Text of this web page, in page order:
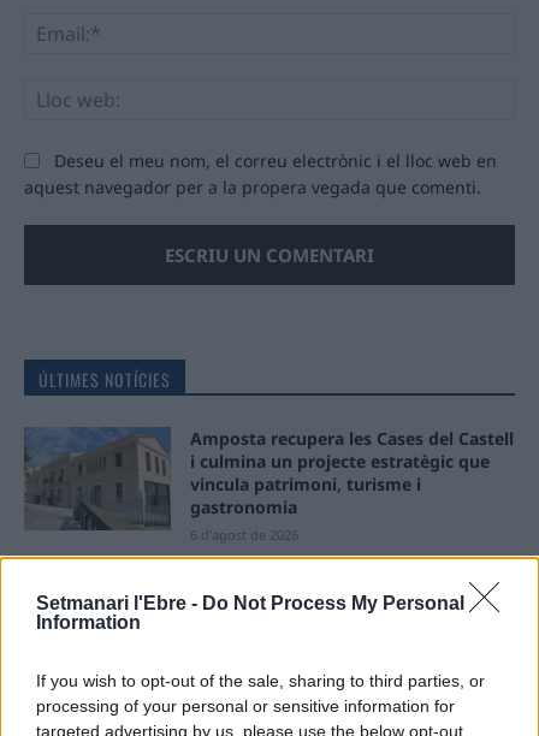
Setmanari l'Ebre - Do Not Process My Personal
Information
If you wish to opt-out of the sale, sharing to third parties, or
processing of your personal or sensitive information for
targeted advertising by us, please use the below opt-out
Deseu el meu nom, el correu electrònic i el lloc web en
aquest navegador per a la propera vegada que comenti.
ÚLTIMES NOTÍCIES
Amposta recupera les Cases del Castell
i culmina un projecte estratègic que
vincula patrimoni, turisme i
gastronomia
6 d'agost de 2026
Els vestits de paper guanyen força
enguany amb més modistes i gairebé
“L’eclipsi serà una oportunitat també